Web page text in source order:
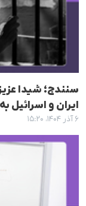
ایران و اسرائیل به ۳ سال حبس محکوم شد
۶ آذر ۱۴۰۴، ۱۵:۲۰